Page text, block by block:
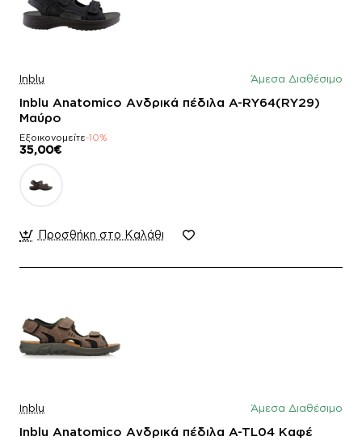
Inblu Άμεσα Διαθέσιμο
Inblu Anatomico Ανδρικά πέδιλα A-RY64(RY29)
Μαύρο
Εξοικονομείτε-10%
35,00€
Προσθήκη στο Καλάθι
Inblu Άμεσα Διαθέσιμο
Inblu Anatomico Ανδρικά πέδιλα A-TL04 Καφέ